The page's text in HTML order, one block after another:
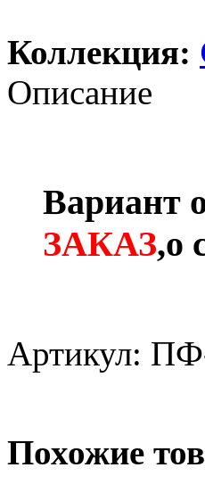
Коллекция:
Описание
Вариант
ЗАКАЗ,о
Артикул:
Похожие